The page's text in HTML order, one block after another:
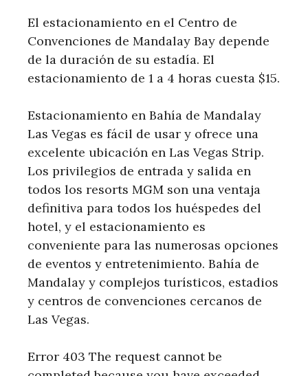
El estacionamiento en el Centro de
Convenciones de Mandalay Bay depende
de la duración de su estadía. El
estacionamiento de 1 a 4 horas cuesta $15.
Estacionamiento en Bahía de Mandalay
Las Vegas es fácil de usar y ofrece una
excelente ubicación en Las Vegas Strip.
Los privilegios de entrada y salida en
todos los resorts MGM son una ventaja
definitiva para todos los huéspedes del
hotel, y el estacionamiento es
conveniente para las numerosas opciones
de eventos y entretenimiento. Bahía de
Mandalay y complejos turísticos, estadios
y centros de convenciones cercanos de
Las Vegas.
Error 403 The request cannot be